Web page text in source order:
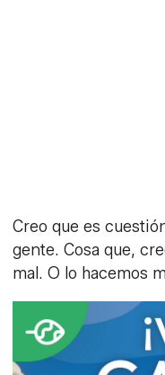
Creo que es
gente. Cosa que,
mal. O lo hacemos